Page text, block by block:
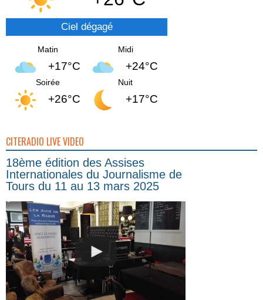
Ciel dégagé
Matin
+17°C
Midi
+24°C
Soirée
+26°C
Nuit
+17°C
CITERADIO LIVE VIDEO
18ème édition des Assises
Internationales du Journalisme de
Tours du 11 au 13 mars 2025